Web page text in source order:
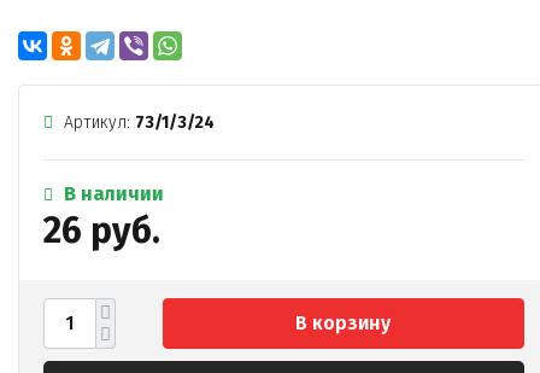
Артикул: 73/1/3/24
В наличии
26 руб.
В корзину